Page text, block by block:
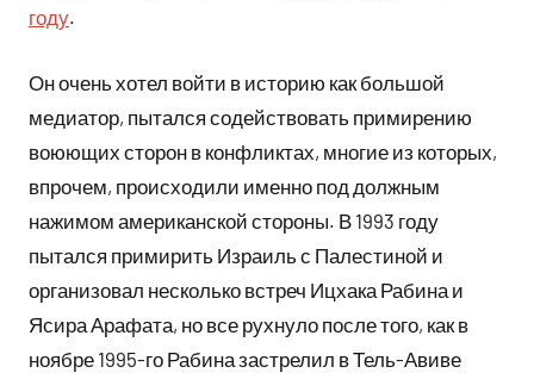
году.
Он очень хотел войти в историю как большой
медиатор, пытался содействовать примирению
воюющих сторон в конфликтах, многие из которых,
впрочем, происходили именно под должным
нажимом американской стороны. В 1993 году
пытался примирить Израиль с Палестиной и
организовал несколько встреч Ицхака Рабина и
Ясира Арафата, но все рухнуло после того, как в
ноябре 1995-го Рабина застрелил в Тель-Авиве